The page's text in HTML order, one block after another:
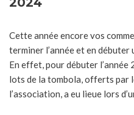
Cette année encore vos
terminer l’année et en
En effet, pour débuter l’année
lots de la tombola, offerts par
l’association, a eu lieue lors